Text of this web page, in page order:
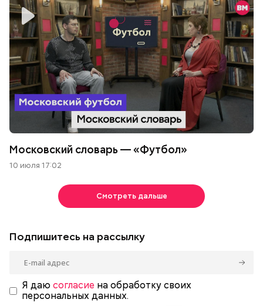
Московский словарь — «Футбол»
10 июля 17:02
Смотреть дальше
Подпишитесь на рассылку
Я даю согласие на обработку своих
персональных данных.